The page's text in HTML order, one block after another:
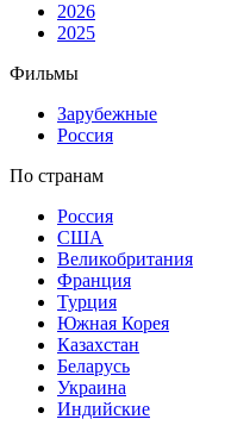
2026
2025
Фильмы
Зарубежные
Россия
По странам
Россия
США
Великобритания
Франция
Турция
Южная Корея
Казахстан
Беларусь
Украина
Индийские